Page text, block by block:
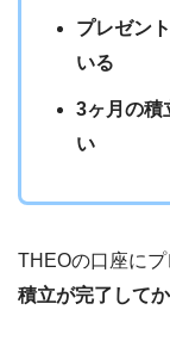
プレゼン
いる
3ヶ月の積
い
THEOの口座に
積立が完了して